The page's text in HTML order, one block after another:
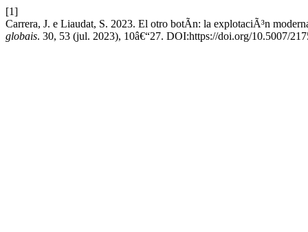
[1]
Carrera, J. e Liaudat, S. 2023. El otro botÃ­n: la explotaciÃ³n
globais. 30, 53 (jul. 2023), 10â€“27. DOI:https://doi.org/10.5007/